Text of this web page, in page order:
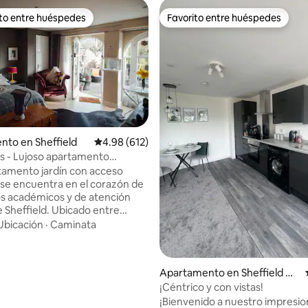
de 5, 105 reseñas
huéspedes preferido
entre huéspedes
en Sheffield Calificación promedio: 4.98 de 5, 612 reseñas
4.98 (612)
- Lujoso apartamento
jardín con acceso
encuentra en el corazón de
académicos y de atención
Sheffield. Ubicado entre
Road y a 2 millas del
· Caminata
Favorito entre huéspedes
Favorito entre huéspedes
Apartamento en Sheffield Cit
y Centre
¡Céntrico y con vistas!
¡Bienvenido a nuestro